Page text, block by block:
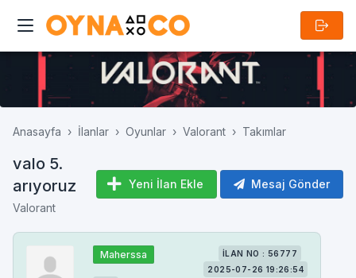
Anasayfa İlanlar Oyunlar Valorant Takımlar
valo 5.
arıyoruz
Valorant
Yeni İlan Ekle Mesaj Gönder
Maherssa
İLAN NO : 56777
2025-07-26 19:26:54